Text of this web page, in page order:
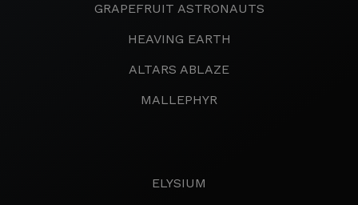
GRAPEFRUIT ASTRONAUTS
HEAVING EARTH
ALTARS ABLAZE
MALLEPHYR
ELYSIUM